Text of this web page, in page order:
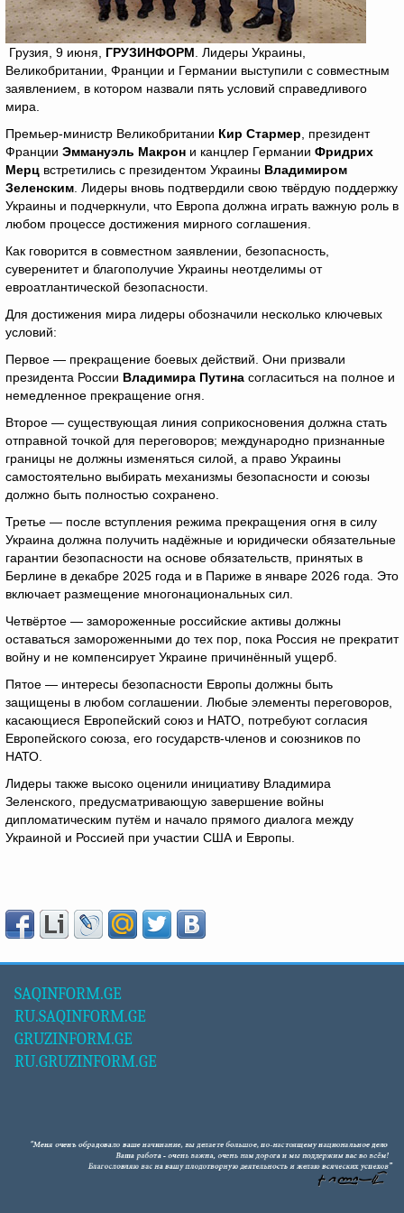
Грузия, 9 июня, ГРУЗИНФОРМ . Лидеры Украины,
Великобритании, Франции и Германии выступили с совместным
заявлением, в котором назвали пять условий справедливого
мира.
Премьер-министр Великобритании Кир Стармер , президент
Франции Эммануэль Макрон и канцлер Германии Фридрих
Мерц встретились с президентом Украины Владимиром
Зеленским . Лидеры вновь подтвердили свою твёрдую поддержку
Украины и подчеркнули, что Европа должна играть важную роль в
любом процессе достижения мирного соглашения.
Как говорится в совместном заявлении, безопасность,
суверенитет и благополучие Украины неотделимы от
евроатлантической безопасности.
Для достижения мира лидеры обозначили несколько ключевых
условий:
Первое — прекращение боевых действий. Они призвали
президента России Владимира Путина согласиться на полное и
немедленное прекращение огня.
Второе — существующая линия соприкосновения должна стать
отправной точкой для переговоров; международно признанные
границы не должны изменяться силой, а право Украины
самостоятельно выбирать механизмы безопасности и союзы
должно быть полностью сохранено.
Третье — после вступления режима прекращения огня в силу
Украина должна получить надёжные и юридически обязательные
гарантии безопасности на основе обязательств, принятых в
Берлине в декабре 2025 года и в Париже в январе 2026 года. Это
включает размещение многонациональных сил.
Четвёртое — замороженные российские активы должны
оставаться замороженными до тех пор, пока Россия не прекратит
войну и не компенсирует Украине причинённый ущерб.
Пятое — интересы безопасности Европы должны быть
защищены в любом соглашении. Любые элементы переговоров,
касающиеся Европейский союз и НАТО, потребуют согласия
Европейского союза, его государств-членов и союзников по
НАТО.
Лидеры также высоко оценили инициативу Владимира
Зеленского, предусматривающую завершение войны
дипломатическим путём и начало прямого диалога между
Украиной и Россией при участии США и Европы.
SAQINFORM.GE
RU.SAQINFORM.GE
GRUZINFORM.GE
RU.GRUZINFORM.GE